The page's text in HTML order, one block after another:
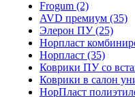
Frogum (2)
AVD премиум (35)
Элерон ПУ (25)
Норпласт
Норпласт (35)
Коврики ПУ со
Коврики в салон
НорПласт